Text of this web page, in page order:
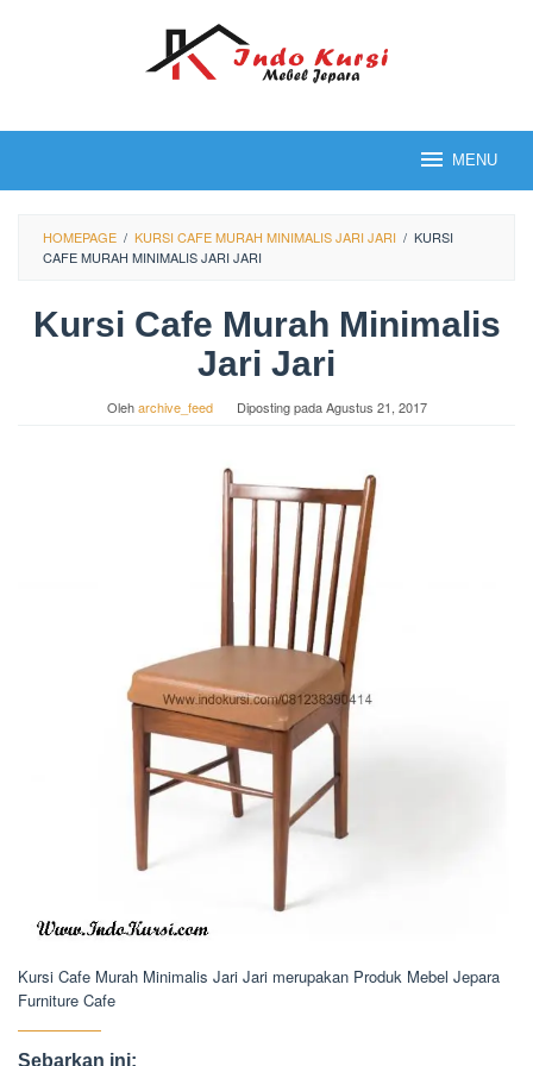
MENU
HOMEPAGE / KURSI CAFE MURAH MINIMALIS JARI JARI / KURSI
CAFE MURAH MINIMALIS JARI JARI
Kursi Cafe Murah Minimalis
Jari Jari
Oleharchive_feed Diposting padaAgustus 21, 2017
Kursi Cafe Murah Minimalis Jari Jari merupakan Produk Mebel Jepara
Furniture Cafe
Sebarkan ini: